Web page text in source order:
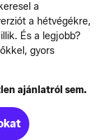
a
a hétvégékre,
És a legjobb?
gyors
ajánlatról sem.